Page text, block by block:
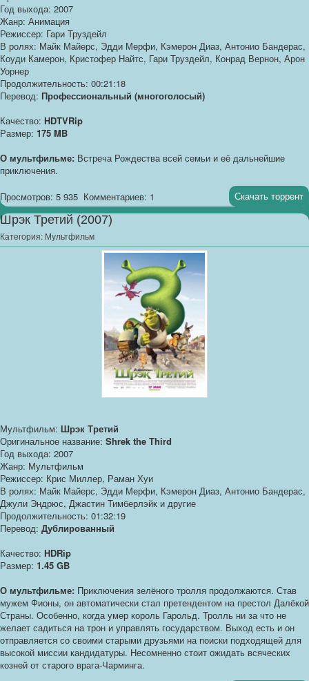
Год выхода: 2007
Жанр: Анимация
Режиссер: Гари Труздейл
В ролях: Майк Майерс, Эдди Мерфи, Кэмерон Диаз, Антонио Бандерас,
Коуди Камерон, Кристофер Найтс, Гари Труздейл, Конрад Вернон, Арон
Уорнер
Продолжительность: 00:21:18
Перевод: Профессиональный (многоголосый)
Качество: HDTVRip
Размер: 175 MB
О мультфильме: Встреча Рождества всей семьи и её дальнейшие
приключения.
Просмотров: 5 935 Комментариев: 1 Скачать торрент
Шрэк Третий (2007)
Категория: Мультфильм
Мультфильм: Шрэк Третий
Оригинальное название: Shrek the Third
Год выхода: 2007
Жанр: Мультфильм
Режиссер: Крис Миллер, Раман Хуи
В ролях: Майк Майерс, Эдди Мерфи, Кэмерон Диаз, Антонио Бандерас,
Джули Эндрюс, Джастин Тимберлэйк и другие
Продолжительность: 01:32:19
Перевод: Дублированный
Качество: HDRip
Размер: 1.45 GB
О мультфильме: Приключения зелёного тролля продолжаются. Став
мужем Фионы, он автоматически стал претендентом на престол Далёкой
Страны. Особенно, когда умер король Гарольд. Тролль ни за что не
желает садиться на трон и управлять государством. Выход есть и он
отправляется со своими старыми друзьями на поиски подходящей для
высокой миссии кандидатуры. Несомненно стоит ожидать всяческих
козней от старого врага-Чарминга.